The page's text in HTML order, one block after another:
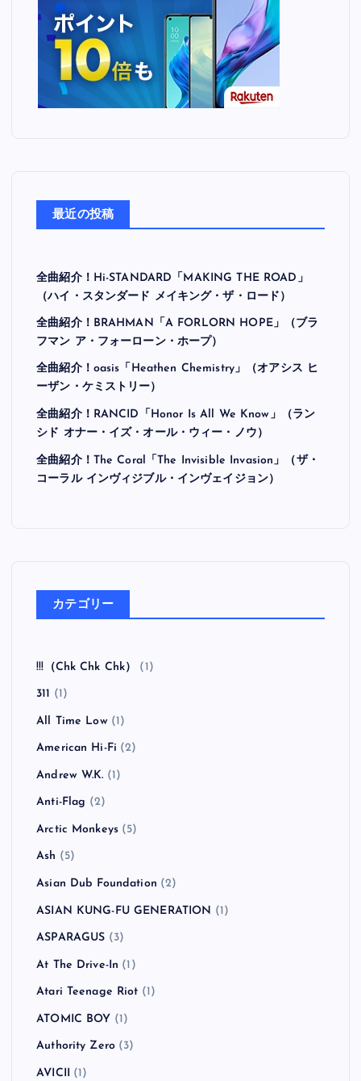
最近の投稿
全曲紹介！Hi-STANDARD「MAKING THE ROAD」
（ハイ・スタンダード メイキング・ザ・ロード）
全曲紹介！BRAHMAN「A FORLORN HOPE」（ブラ
フマン ア・フォーローン・ホープ）
全曲紹介！oasis「Heathen Chemistry」（オアシス ヒ
ーザン・ケミストリー）
全曲紹介！RANCID「Honor Is All We Know」（ラン
シド オナー・イズ・オール・ウィー・ノウ）
全曲紹介！The Coral「The Invisible Invasion」（ザ・
コーラル インヴィジブル・インヴェイジョン）
カテゴリー
!!!（Chk Chk Chk） (1)
311 (1)
All Time Low(1)
American Hi-Fi (2)
Andrew W.K. (1)
Anti-Flag (2)
Arctic Monkeys (5)
Ash (5)
Asian Dub Foundation (2)
ASIAN KUNG-FU GENERATION (1)
ASPARAGUS (3)
At The Drive-In (1)
Atari Teenage Riot (1)
ATOMIC BOY (1)
Authority Zero (3)
AVICII (1)